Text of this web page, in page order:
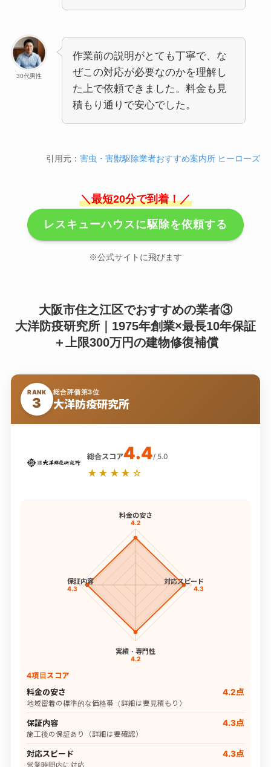
30代男性
作業前の説明がとても丁寧で、な
ぜこの対応が必要なのかを理解し
た上で依頼できました。料金も見
積もり通りで安心でした。
引用元：害虫・害獣駆除業者おすすめ案内所 ヒーローズ
＼最短20分で到着！／
レスキューハウスに駆除を依頼する
※公式サイトに飛びます
大阪市住之江区でおすすめの業者③
大洋防疫研究所｜1975年創業×最長10年保証
＋上限300万円の建物修復補償
RANK
3
総合評価第3位
大洋防疫研究所
総合スコア4.4/ 5.0
★★★★☆
料金の安さ
4.2
対応スピード
4.3
実績・専門性
4.2
保証内容
4.3
4項目スコア
料金の安さ 4.2点
地域密着の標準的な価格帯（詳細は要見積もり）
保証内容 4.3点
施工後の保証あり（詳細は要確認）
対応スピード 4.3点
営業時間内に対応